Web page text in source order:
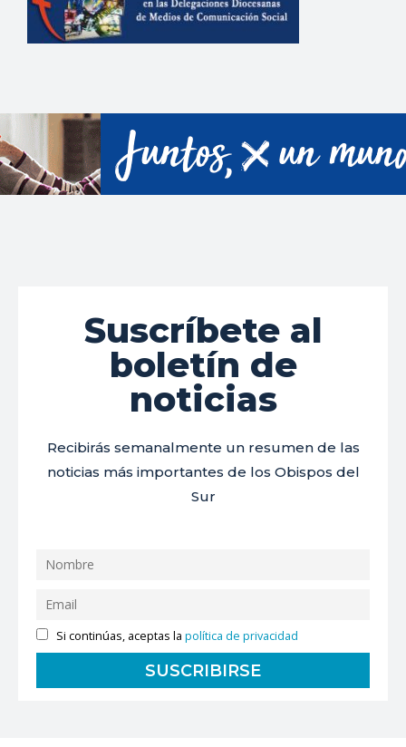
Suscríbete al
boletín de
noticias
Recibirás semanalmente un resumen de las
noticias más importantes de los Obispos del
Sur
Si continúas, aceptas lapolítica de privacidad